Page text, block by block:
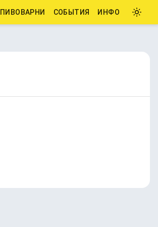
ПИВОВАРНИ СОБЫТИЯ ИНФО